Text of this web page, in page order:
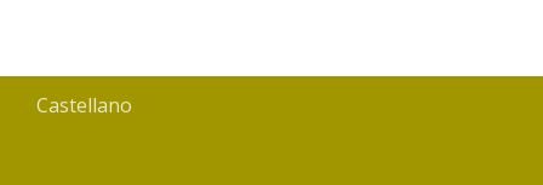
Castellano